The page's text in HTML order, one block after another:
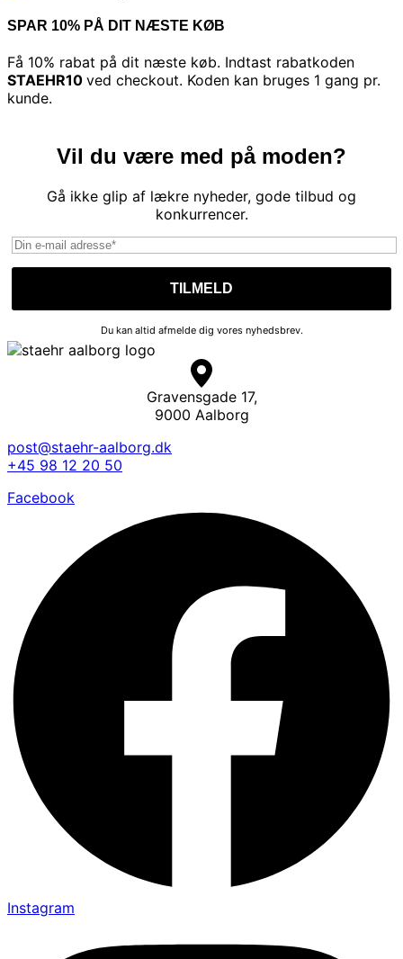
SPAR 10% PÅ DIT NÆSTE KØB
Få 10% rabat på dit næste køb. Indtast rabatkoden
STAEHR10 ved checkout. Koden kan bruges 1 gang pr.
kunde.
Vil du være med på moden?
Gå ikke glip af lækre nyheder, gode tilbud og
konkurrencer.
Du kan altid afmelde dig vores nyhedsbrev.
Gravensgade 17,
9000 Aalborg
post@staehr-aalborg.dk
+45 98 12 20 50
Facebook
Instagram